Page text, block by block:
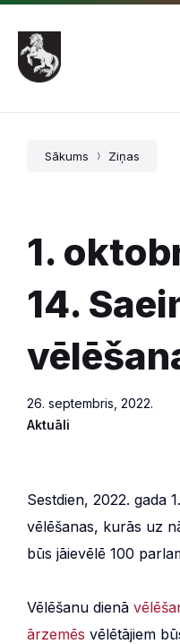
Pāriet
saturu
Skip
main
navigation
Skip
footer
Sākums Ziņas
1.
14.
26. septembris, 2022.
Aktuāli
Sestdien, 2022. gada
vēlēšanas, kurās uz
būs jāievēlē 100
Vēlēšanu dienā
ārzemēs vēlētājiem